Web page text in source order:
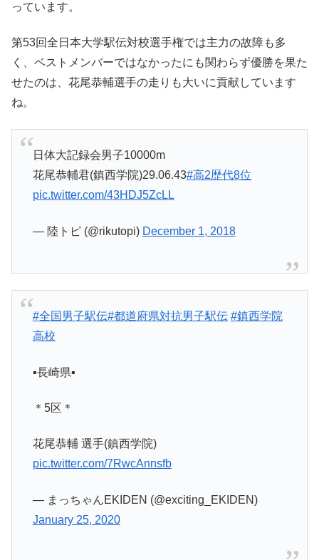
っています。
第53回全日本大学駅伝対校選手権では主力の故障も多
く、ベストメンバーではなかったにも関わらず優勝を果た
せたのは、花尾恭輔選手の走りも大いに貢献しています
ね。
日体大記録会男子10000m
花尾恭輔君(鎮西学院)29.06.43#高2歴代8位
pic.twitter.com/43HDJ5ZcLL
— 陸トピ (@rikutopi) December 1, 2018
#全国男子駅伝#都道府県対抗男子駅伝 #鎮西学院
高校
▪️長崎県▪️
＊5区＊
花尾恭輔 選手(鎮西学院)
pic.twitter.com/7RwcAnnsfb
— まっちゃんEKIDEN (@exciting_EKIDEN)
January 25, 2020